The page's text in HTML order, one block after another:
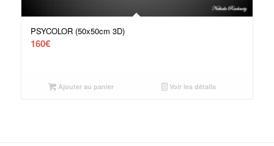
PSYCOLOR (50x50cm 3D)
160€
Ajouter au panier Voir les détails